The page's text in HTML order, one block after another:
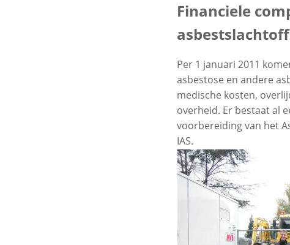
Financiele
Per 1 januari 2011
asbestose en andere
medische kosten,
overheid. Er bestaat al
voorbereiding van het
IAS.